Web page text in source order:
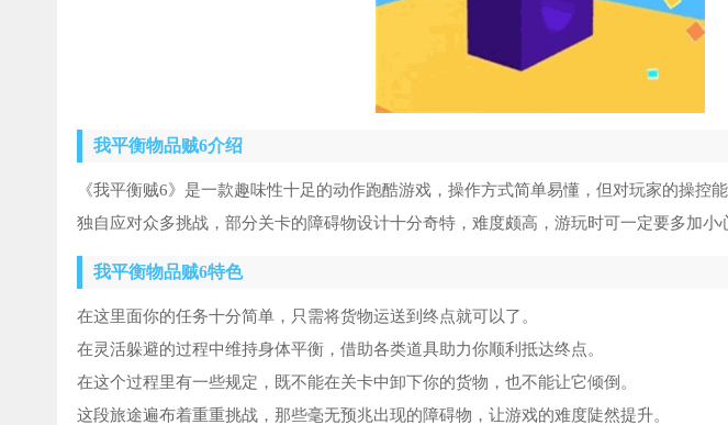
我平衡物品贼6介绍
《我平衡贼6》是一款趣味性十足的动作跑酷游戏，操作方式简单易懂，但对玩家的操控
独自应对众多挑战，部分关卡的障碍物设计十分奇特，难度颇高，游玩时可一定要多加小
我平衡物品贼6特色
在这里面你的任务十分简单，只需将货物运送到终点就可以了。
在灵活躲避的过程中维持身体平衡，借助各类道具助力你顺利抵达终点。
在这个过程里有一些规定，既不能在关卡中卸下你的货物，也不能让它倾倒。
这段旅途遍布着重重挑战，那些毫无预兆出现的障碍物，让游戏的难度陡然提升。